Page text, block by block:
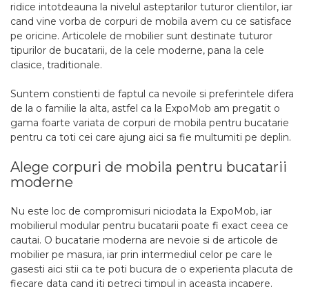
ridice intotdeauna la nivelul asteptarilor tuturor clientilor, iar
cand vine vorba de corpuri de mobila avem cu ce satisface
pe oricine. Articolele de mobilier sunt destinate tuturor
tipurilor de bucatarii, de la cele moderne, pana la cele
clasice, traditionale.
Suntem constienti de faptul ca nevoile si preferintele difera
de la o familie la alta, astfel ca la ExpoMob am pregatit o
gama foarte variata de corpuri de mobila pentru bucatarie
pentru ca toti cei care ajung aici sa fie multumiti pe deplin.
Alege corpuri de mobila pentru bucatarii
moderne
Nu este loc de compromisuri niciodata la ExpoMob, iar
mobilierul modular pentru bucatarii poate fi exact ceea ce
cautai. O bucatarie moderna are nevoie si de articole de
mobilier pe masura, iar prin intermediul celor pe care le
gasesti aici stii ca te poti bucura de o experienta placuta de
fiecare data cand iti petreci timpul in aceasta incapere.